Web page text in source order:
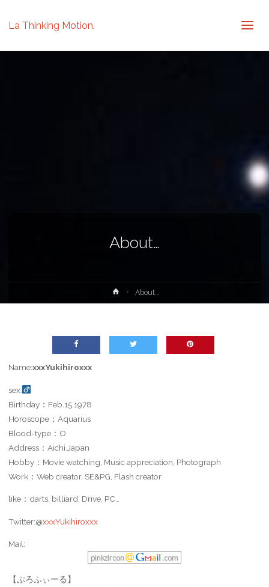
La Thinking Motion.
About…
ホ
ー
About…
Name:xxxYukihiroxxx
sex:
Birthday：Feb.15.1978
Horoscope：Aquarius
Blood-type：O
Address：Aichi.Japan
Hobby：Movie watching, Music appreciation, Photograph
Work：Web creator, SE&PG, Flash creator
like：darts, billiard, Drive, PC…
Twitter:@xxxYukihiroxxx
Mail:
【ぷろふぃーる】